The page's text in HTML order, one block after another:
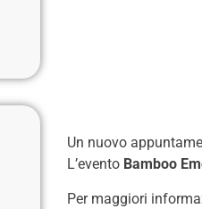
Un nuovo
L’evento Bamboo
Per maggiori